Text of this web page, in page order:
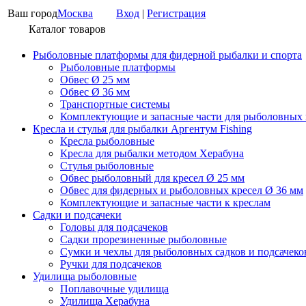
Ваш городМосква Вход | Регистрация
Каталог товаров
Рыболовные платформы для фидерной рыбалки и спорта
Рыболовные платформы
Обвес Ø 25 мм
Обвес Ø 36 мм
Транспортные системы
Комплектующие и запасные части для рыболовных
Кресла и стулья для рыбалки Аргентум Fishing
Кресла рыболовные
Кресла для рыбалки методом Херабуна
Стулья рыболовные
Обвес рыболовный для кресел Ø 25 мм
Обвес для фидерных и рыболовных кресел Ø 36 мм
Комплектующие и запасные части к креслам
Садки и подсачеки
Головы для подсачеков
Садки прорезиненные рыболовные
Сумки и чехлы для рыболовных садков и
Ручки для подсачеков
Удилища рыболовные
Поплавочные удилища
Удилища Херабуна